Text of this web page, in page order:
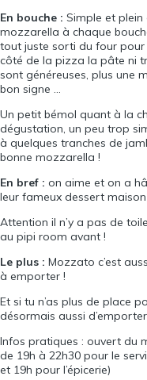
En bouche : Simple et
mozzarella à chaque
tout juste sorti du four
côté de la pizza la pâte ni
sont généreuses, plus une
bon signe …
Un petit bémol quant à la
dégustation, un peu trop
à quelques tranches de
bonne mozzarella !
En bref : on aime et on a
leur fameux dessert maison
Attention il n’y a pas de
au pipi room avant !
Le plus : Mozzato c’est
à emporter !
Et si tu n’as plus de place
désormais aussi
Infos pratiques : ouvert du
de 19h à 22h30 pour le
et 19h pour l’épicerie)